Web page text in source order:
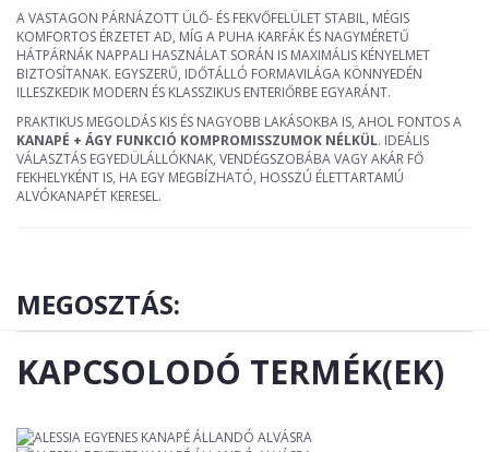
A VASTAGON PÁRNÁZOTT ÜLŐ- ÉS FEKVŐFELÜLET STABIL, MÉGIS
KOMFORTOS ÉRZETET AD, MÍG A PUHA KARFÁK ÉS NAGYMÉRETŰ
HÁTPÁRNÁK NAPPALI HASZNÁLAT SORÁN IS MAXIMÁLIS KÉNYELMET
BIZTOSÍTANAK. EGYSZERŰ, IDŐTÁLLÓ FORMAVILÁGA KÖNNYEDÉN
ILLESZKEDIK MODERN ÉS KLASSZIKUS ENTERIŐRBE EGYARÁNT.
PRAKTIKUS MEGOLDÁS KIS ÉS NAGYOBB LAKÁSOKBA IS, AHOL FONTOS A
KANAPÉ + ÁGY FUNKCIÓ KOMPROMISSZUMOK NÉLKÜL. IDEÁLIS
VÁLASZTÁS EGYEDÜLÁLLÓKNAK, VENDÉGSZOBÁBA VAGY AKÁR FŐ
FEKHELYKÉNT IS, HA EGY MEGBÍZHATÓ, HOSSZÚ ÉLETTARTAMÚ
ALVÓKANAPÉT KERESEL.
MEGOSZTÁS:
KAPCSOLODÓ TERMÉK(EK)